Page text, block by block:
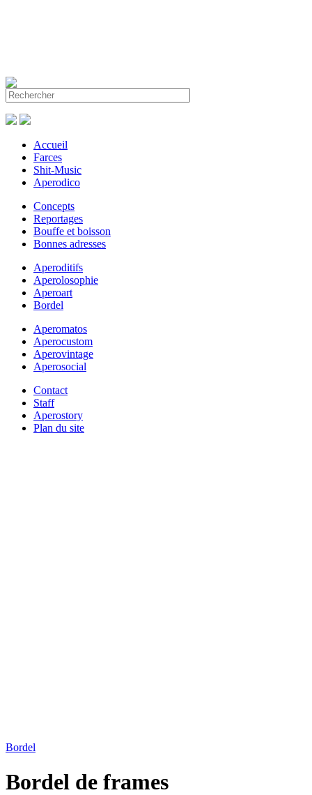
Accueil
Farces
Shit-Music
Aperodico
Concepts
Reportages
Bouffe et boisson
Bonnes adresses
Aperoditifs
Aperolosophie
Aperoart
Bordel
Aperomatos
Aperocustom
Aperovintage
Aperosocial
Contact
Staff
Aperostory
Plan du site
Bordel
Bordel de frames